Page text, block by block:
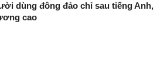
dùng đông đảo chỉ sau tiếng Anh,
cao